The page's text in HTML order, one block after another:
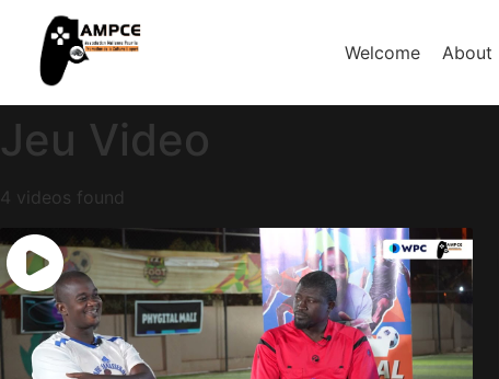
Welcome About
Jeu Video
4 videos found